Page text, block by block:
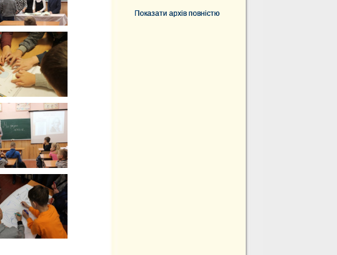
Показати архів повністю